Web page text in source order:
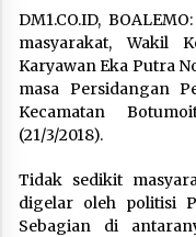
DM1.CO.ID,
masyarakat, Wakil
Karyawan Eka Putra
masa Persidangan
Kecamatan
(21/3/2018).
Tidak sedikit
digelar oleh politisi
Sebagian di